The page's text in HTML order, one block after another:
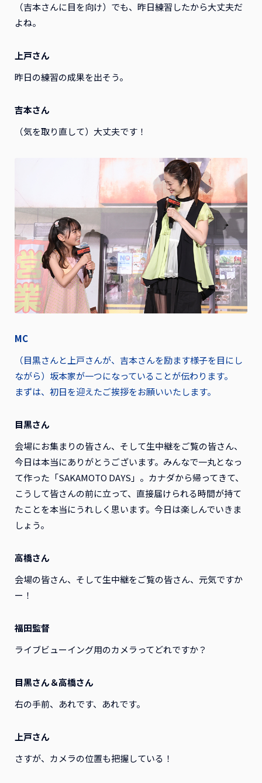
（吉本さんに目を向け）でも、昨日練習したから大丈夫だ
よね。
上戸さん
昨日の練習の成果を出そう。
吉本さん
（気を取り直して）大丈夫です！
MC
（目黒さんと上戸さんが、吉本さんを励ます様子を目にし
ながら）坂本家が一つになっていることが伝わります。
まずは、初日を迎えたご挨拶をお願いいたします。
目黒さん
会場にお集まりの皆さん、そして生中継をご覧の皆さん、
今日は本当にありがとうございます。みんなで一丸となっ
て作った「SAKAMOTO DAYS」。カナダから帰ってきて、
こうして皆さんの前に立って、直接届けられる時間が持て
たことを本当にうれしく思います。今日は楽しんでいきま
しょう。
高橋さん
会場の皆さん、そして生中継をご覧の皆さん、元気ですか
ー！
福田監督
ライブビューイング用のカメラってどれですか？
目黒さん＆高橋さん
右の手前、あれです、あれです。
上戸さん
さすが、カメラの位置も把握している！